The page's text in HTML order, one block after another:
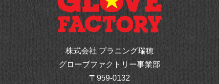
株式会社 プラニング瑞穂
グローブファクトリー事業部
〒959-0132